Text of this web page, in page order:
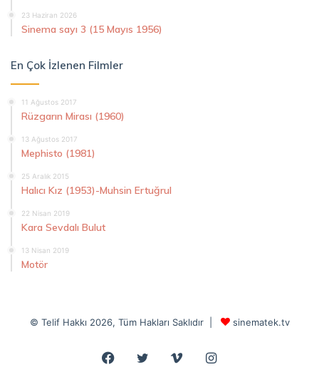
23 Haziran 2026
Sinema sayı 3 (15 Mayıs 1956)
En Çok İzlenen Filmler
11 Ağustos 2017
Rüzgarın Mirası (1960)
13 Ağustos 2017
Mephisto (1981)
25 Aralık 2015
Halıcı Kız (1953)-Muhsin Ertuğrul
22 Nisan 2019
Kara Sevdalı Bulut
13 Nisan 2019
Motör
© Telif Hakkı 2026, Tüm Hakları Saklıdır | sinematek.tv
Facebook
Twitter VimeoInstagram